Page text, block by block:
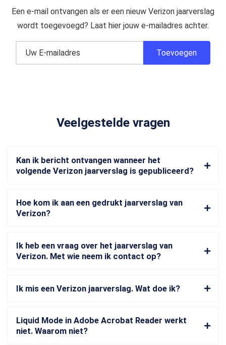
Een e-mail ontvangen als er een nieuw Verizon jaarverslag
wordt toegevoegd? Laat hier jouw e-mailadres achter.
Veelgestelde vragen
Kan ik bericht ontvangen wanneer het
volgende Verizon jaarverslag is gepubliceerd?
Hoe kom ik aan een gedrukt jaarverslag van
Verizon?
Ik heb een vraag over het jaarverslag van
Verizon. Met wie neem ik contact op?
Ik mis een Verizon jaarverslag. Wat doe ik?
Liquid Mode in Adobe Acrobat Reader werkt
niet. Waarom niet?